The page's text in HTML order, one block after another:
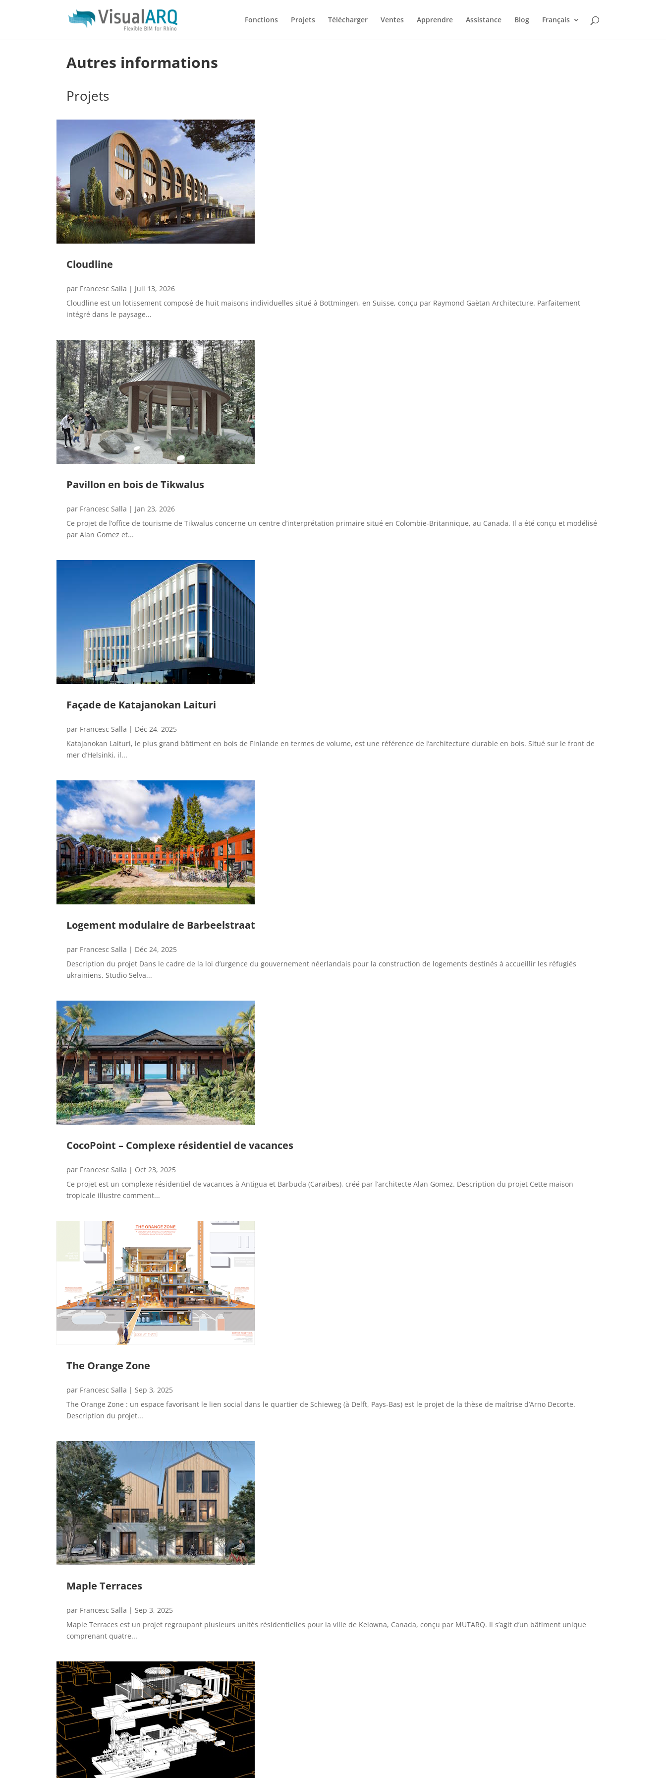
Fonctions Projets Télécharger Ventes Apprendre Assistance Blog Français
Autres informations
Projets
Cloudline
par Francesc Salla | Juil 13, 2026
Cloudline est un lotissement composé de huit maisons individuelles situé à Bottmingen, en Suisse, conçu par Raymond Gaëtan Architecture. Parfaitement
intégré dans le paysage...
Pavillon en bois de Tikwalus
par Francesc Salla | Jan 23, 2026
Ce projet de l’office de tourisme de Tikwalus concerne un centre d’interprétation primaire situé en Colombie-Britannique, au Canada. Il a été conçu et modélisé
par Alan Gomez et...
Façade de Katajanokan Laituri
par Francesc Salla | Déc 24, 2025
Katajanokan Laituri, le plus grand bâtiment en bois de Finlande en termes de volume, est une référence de l’architecture durable en bois. Situé sur le front de
mer d’Helsinki, il...
Logement modulaire de Barbeelstraat
par Francesc Salla | Déc 24, 2025
Description du projet Dans le cadre de la loi d’urgence du gouvernement néerlandais pour la construction de logements destinés à accueillir les réfugiés
ukrainiens, Studio Selva...
CocoPoint – Complexe résidentiel de vacances
par Francesc Salla | Oct 23, 2025
Ce projet est un complexe résidentiel de vacances à Antigua et Barbuda (Caraïbes), créé par l’architecte Alan Gomez. Description du projet Cette maison
tropicale illustre comment...
The Orange Zone
par Francesc Salla |Sep 3, 2025
The Orange Zone : un espace favorisant le lien social dans le quartier de Schieweg (à Delft, Pays-Bas) est le projet de la thèse de maîtrise d’Arno Decorte.
Description du projet...
Maple Terraces
par Francesc Salla |Sep 3, 2025
Maple Terraces est un projet regroupant plusieurs unités résidentielles pour la ville de Kelowna, Canada, conçu par MUTARQ. Il s’agit d’un bâtiment unique
comprenant quatre...